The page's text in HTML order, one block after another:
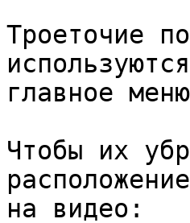
Троеточие
главное
Чтобы их
на видео: